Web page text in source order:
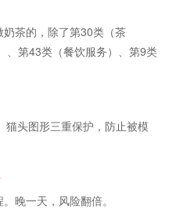
茶的，除了第30类（茶
、第43类（餐饮服务）、第9类
猫头图形三重保护，防止被模
晚一天，风险翻倍。